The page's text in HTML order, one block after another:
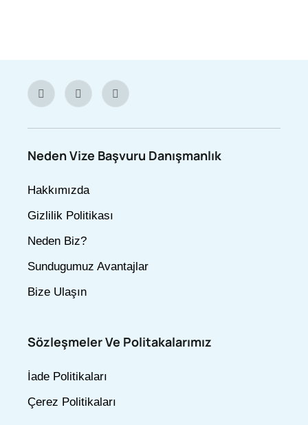
Neden Vize Başvuru Danışmanlık
Hakkımızda
Gizlilik Politikası
Neden Biz?
Sundugumuz Avantajlar
Bize Ulaşın
Sözleşmeler Ve Politakalarımız
İade Politikaları
Çerez Politikaları